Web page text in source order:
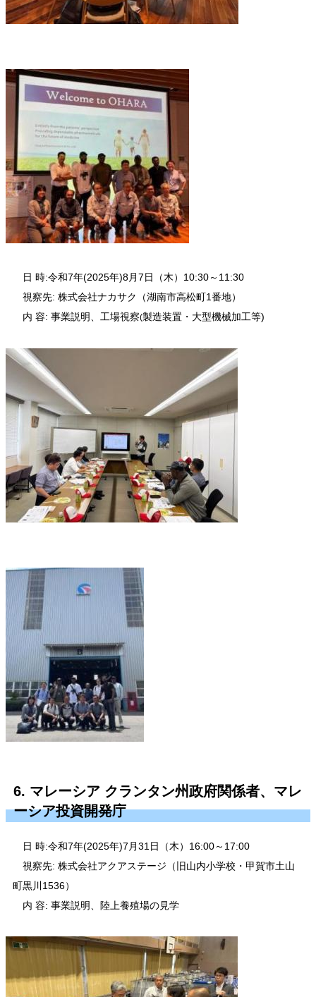
日 時:令和7年(2025年)8月7日（木）10:30～11:30
視察先: 株式会社ナカサク（湖南市高松町1番地）
内 容: 事業説明、工場視察(製造装置・大型機械加工等)
6. マレーシア クランタン州政府関係者、マレ
ーシア投資開発庁
日 時:令和7年(2025年)7月31日（木）16:00～17:00
視察先: 株式会社アクアステージ（旧山内小学校・甲賀市土山
町黒川1536）
内 容: 事業説明、陸上養殖場の見学